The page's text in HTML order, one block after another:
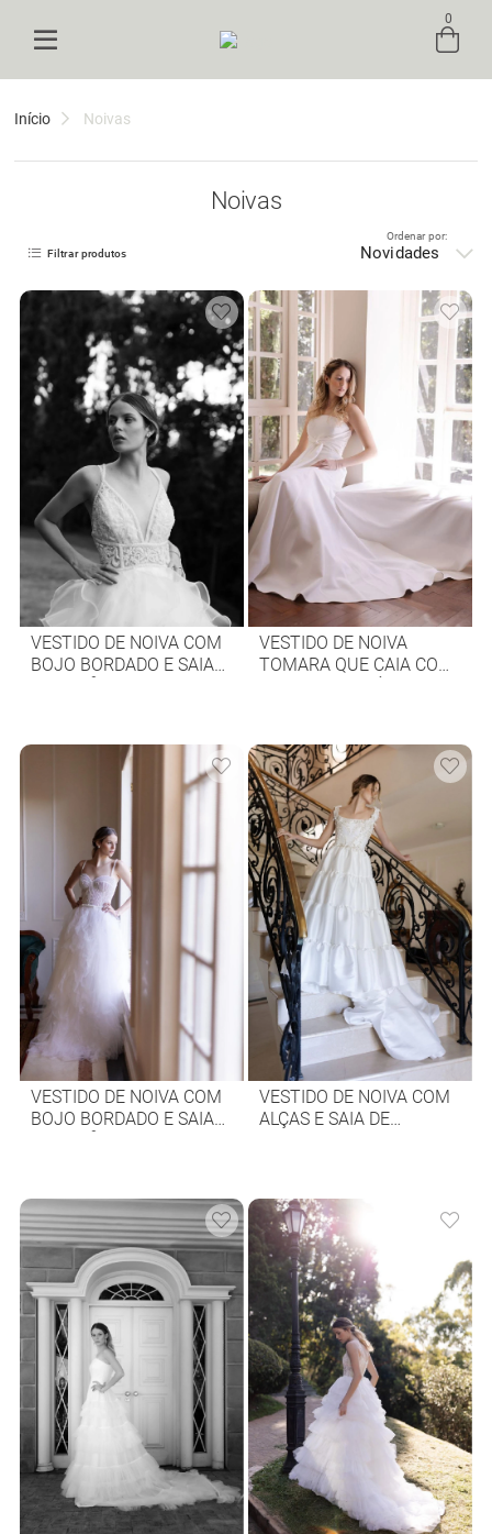
0
Início Noivas
Noivas
Filtrar produtos Novidades
Ordenar por:
VESTIDO DE NOIVA COM
BOJO BORDADO E SAIA
VESTIDO DE NOIVA
TOMARA QUE CAIA COM
VESTIDO DE NOIVA COM
BOJO BORDADO E SAIA
VESTIDO DE NOIVA COM
ALÇAS E SAIA DE